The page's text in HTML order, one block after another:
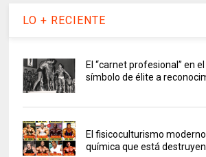
LO + RECIENTE
El “carnet profesional” en
símbolo de élite a
El fisicoculturismo
química que está